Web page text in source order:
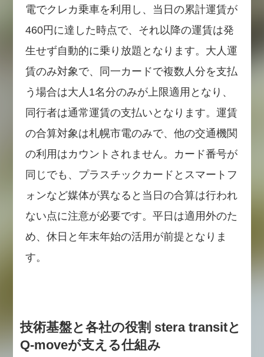
電でクレカ乗車を利用し、当日の累計運賃が
460円に達した時点で、それ以降の運賃は発
生せず自動的に乗り放題となります。大人運
賃のみ対象で、同一カードで複数人分を支払
う場合は大人1名分のみが上限適用となり、
同行者は通常運賃の支払いとなります。運賃
の合算対象は札幌市電のみで、他の交通機関
の利用はカウントされません。カード番号が
同じでも、プラスチックカードとスマートフ
ォンなど媒体が異なると当日の合算は行われ
ない点に注意が必要です。平日は適用外のた
め、休日と年末年始の活用が前提となりま
す。
技術基盤と各社の役割 stera transitと
Q-moveが支える仕組み